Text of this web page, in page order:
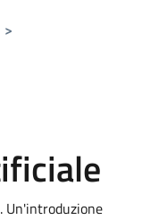
>
Un'introduzione